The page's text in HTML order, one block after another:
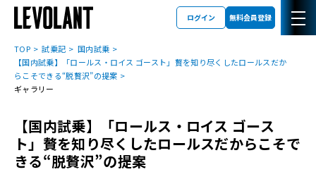
ログイン 無料会員登録
TOP 試乗記
国内試乗
【国内試乗】「ロールス・ロイス ゴースト」贅を知り尽くしたロールスだか
らこそできる“脱贅沢”の提案
ギャラリー
【国内試乗】「ロールス・ロイス ゴース
ト」贅を知り尽くしたロールスだからこそで
きる“脱贅沢”の提案